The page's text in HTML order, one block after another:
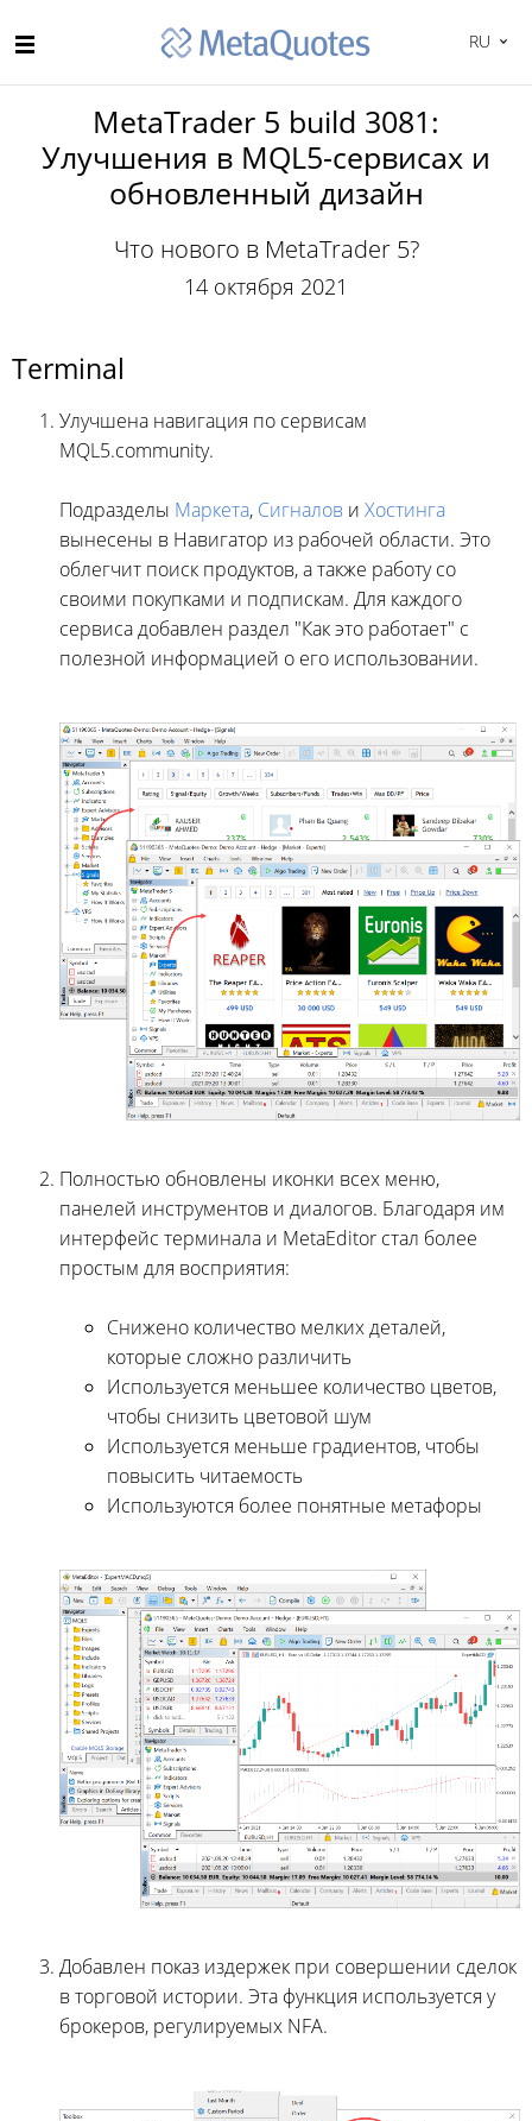
RU
MetaTrader 5 build 3081:
Улучшения в MQL5-сервисах и
обновленный дизайн
Что нового в MetaTrader 5?
14 октября 2021
Terminal
Улучшена навигация по сервисам
MQL5.community.
Подразделы Маркета, Сигналов и Хостинга
вынесены в Навигатор из рабочей области. Это
облегчит поиск продуктов, а также работу со
своими покупками и подпискам. Для каждого
сервиса добавлен раздел "Как это работает" с
полезной информацией о его использовании.
Полностью обновлены иконки всех меню,
панелей инструментов и диалогов. Благодаря им
интерфейс терминала и MetaEditor стал более
простым для восприятия:
Снижено количество мелких деталей,
которые сложно различить
Используется меньшее количество цветов,
чтобы снизить цветовой шум
Используется меньше градиентов, чтобы
повысить читаемость
Используются более понятные метафоры
Добавлен показ издержек при совершении сделок
в торговой истории. Эта функция используется у
брокеров, регулируемых NFA.